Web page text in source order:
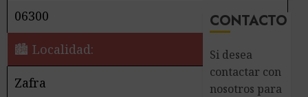
06300
🏙️ Localidad:
Zafra
CONTACTO
Si desea
contactar con
nosotros para